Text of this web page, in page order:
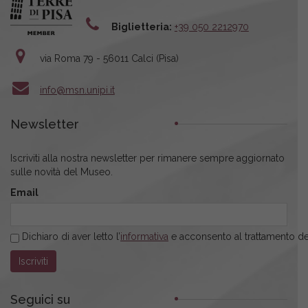
Biglietteria: +39 050 2212970
via Roma 79 - 56011 Calci (Pisa)
info@msn.unipi.it
Newsletter
Iscriviti alla nostra newsletter per rimanere sempre aggiornato
sulle novità del Museo.
Email
Dichiaro di aver letto l’informativa e acconsento al trattamento
Seguici su